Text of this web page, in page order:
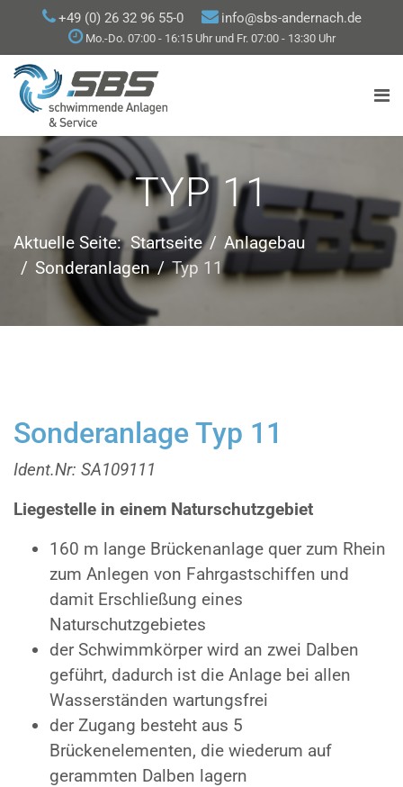
+49 (0) 26 32 96 55-0 info@sbs-andernach.de
Mo.-Do. 07:00 - 16:15 Uhr und Fr. 07:00 - 13:30 Uhr
TYP 11
Aktuelle Seite: Startseite
Anlagebau
Sonderanlagen
Typ 11
Sonderanlage Typ 11
Ident.Nr: SA109111
Liegestelle in einem Naturschutzgebiet
160 m lange Brückenanlage quer zum Rhein
zum Anlegen von Fahrgastschiffen und
damit Erschließung eines
Naturschutzgebietes
der Schwimmkörper wird an zwei Dalben
geführt, dadurch ist die Anlage bei allen
Wasserständen wartungsfrei
der Zugang besteht aus 5
Brückenelementen, die wiederum auf
gerammten Dalben lagern